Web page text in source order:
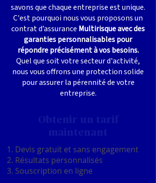
savons que chaque entreprise est unique.
C'est pourquoi nous vous proposons un
contrat d’assurance Multirisque avec des
garanties personnalisables pour
répondre précisément à vos besoins.
Quel que soit votre secteur d'activité,
nous vous offrons une protection solide
pour assurer la pérennité de votre
entreprise.
Obtenir un tarif
maintenant
Devis gratuit et sans engagement
Résultats personnalisés
Souscription en ligne